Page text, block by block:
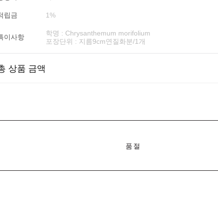
립금 1%
이사항
학명 : Chrysanthemum morifolium
포장단위 : 지름9cm연질화분/1개
상품 금액
품절